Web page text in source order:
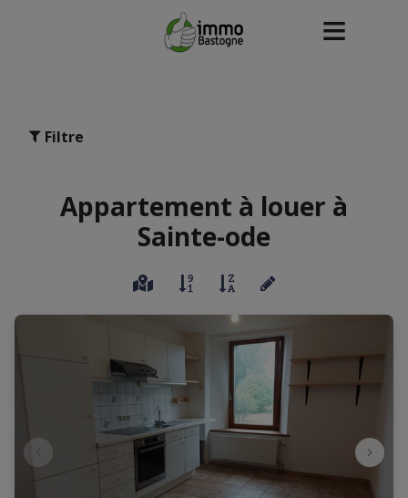
Filtre
Appartement à louer à
Sainte-ode